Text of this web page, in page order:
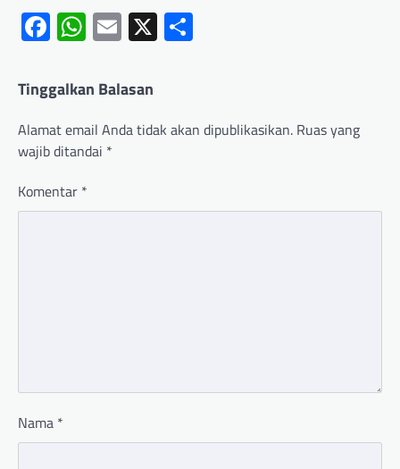
Facebook
WhatsApp
Email
X
Tinggalkan Balasan
Alamat email Anda tidak akan dipublikasikan. Ruas yang
wajib ditandai *
Komentar *
Nama *